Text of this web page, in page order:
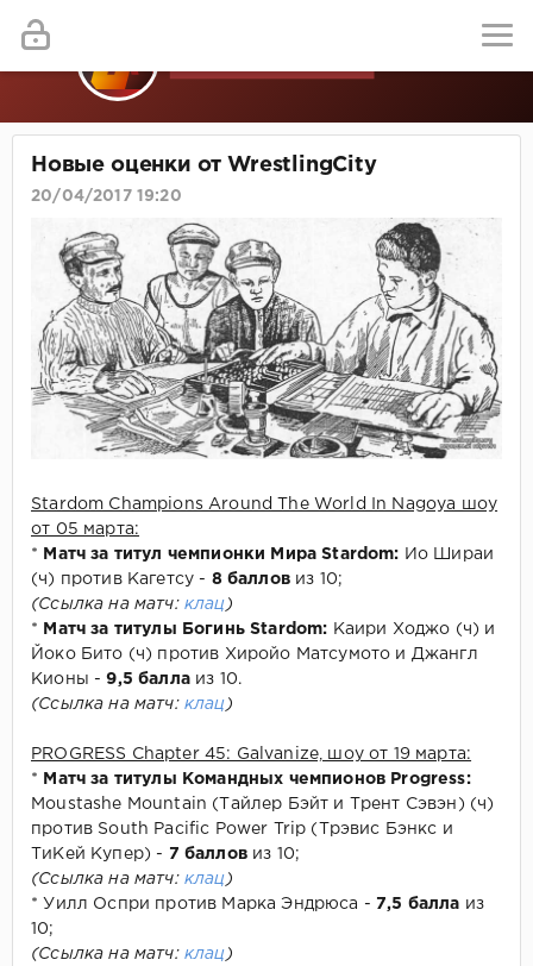
Новые оценки от WrestlingCity
20/04/2017 19:20
Stardom Champions Around The World In Nagoya шоу
от 05 марта:
*
Матч за титул чемпионки Мира Stardom: Ио Шираи
(ч) против Кагетсу - 8 балловиз 10;
(Ссылка на матч: клац)
* Матч за титулы Богинь Stardom: Каири Ходжо (ч) и
Йоко Бито (ч) против Хиройо Матсумото и Джангл
Кионы -9,5 баллаиз 10.
(Ссылка на матч: клац)
PROGRESS Chapter 45: Galvanize, шоу от 19 марта:
*
Матч за титулы Командных чемпионов Progress:
Moustashe Mountain (Тайлер Бэйт и Трент Сэвэн) (ч)
против South Pacific Power Trip (Трэвис Бэнкс и
ТиКей Купер) - 7 балловиз 10;
(Ссылка на матч: клац)
* Уилл Оспри против Марка Эндрюса - 7,5 балла из
10;
(Ссылка на матч: клац)